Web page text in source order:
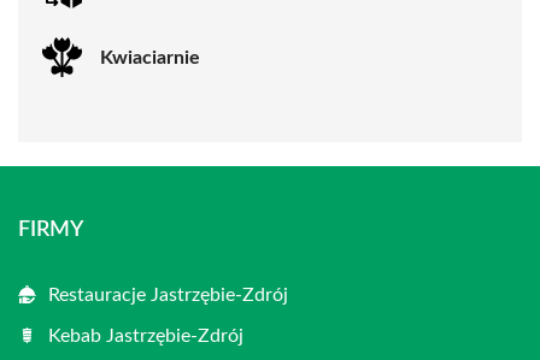
Kwiaciarnie
FIRMY
Restauracje Jastrzębie-Zdrój
Kebab Jastrzębie-Zdrój